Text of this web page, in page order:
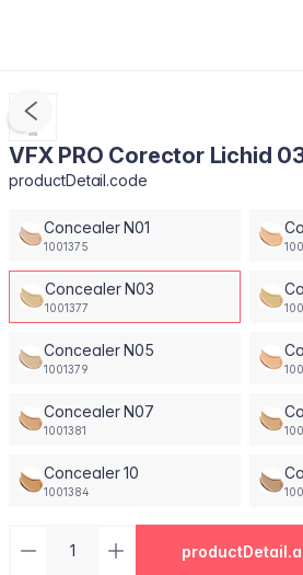
VFX PRO Corector Lichid
productDetail.code
Concealer N01
1001375
Concealer N03
1001377
Concealer N05
1001379
Concealer N07
1001381
Concealer 10
1001384